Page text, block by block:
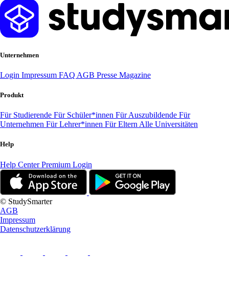
Unternehmen
Login Impressum FAQ AGB Presse Magazine
Produkt
Für Studierende Für Schüler*innen Für Auszubildende Für
Unternehmen Für Lehrer*innen Für Eltern Alle Universitäten
Help
Help CenterPremium Login
© StudySmarter
AGB
Impressum
Datenschutzerklärung